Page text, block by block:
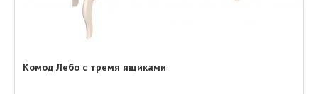
Комод Лебо с тремя ящиками